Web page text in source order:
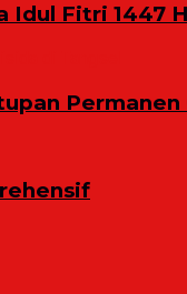
Idul Fitri 1447 H